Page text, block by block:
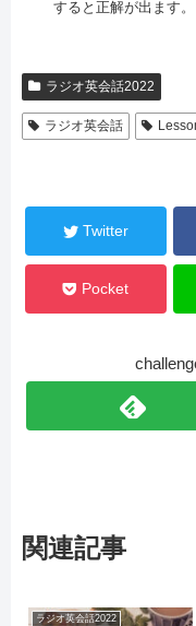
すると正解が出ます
ラジオ英会話2022
ラジオ英会話
Twitter
Pocket
関連記事
ラジオ英会話2022